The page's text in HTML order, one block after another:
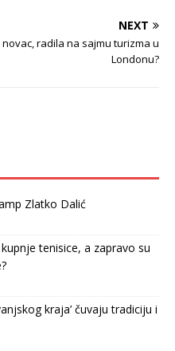
NEXT
radila na sajmu turizma u
Londonu?
Zlatko Dalić
tenisice, a zapravo su
kraja’ čuvaju tradiciju i